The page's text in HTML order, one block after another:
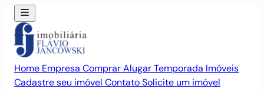
Home Empresa ComprarAlugarTemporada Imóveis
Cadastre seu imóvel ContatoSolicite um imóvel